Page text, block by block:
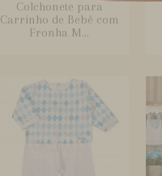
Colchonete para
Carrinho de Bebê com
Fronha M...